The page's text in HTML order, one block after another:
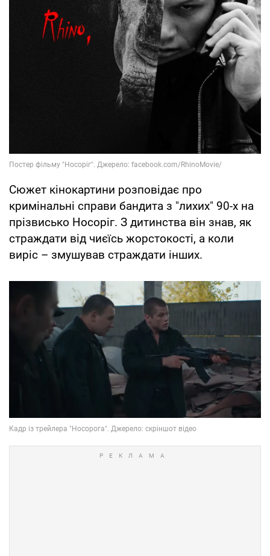
Сюжет кінокартини розповідає про
кримінальні справи бандита з "лихих" 90-х на
прізвисько Носоріг. З дитинства він знав, як
страждати від чиєїсь жорстокості, а коли
виріс – змушував страждати інших.